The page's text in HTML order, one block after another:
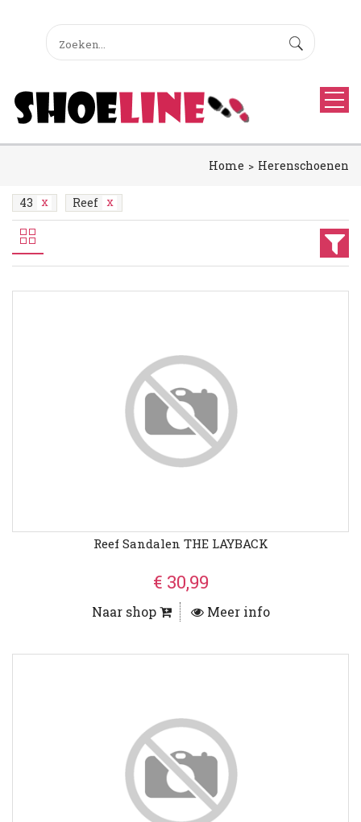
Home Herenschoenen
43 Reef
Reef Sandalen THE LAYBACK
€ 30,99
Naar shop Meer info